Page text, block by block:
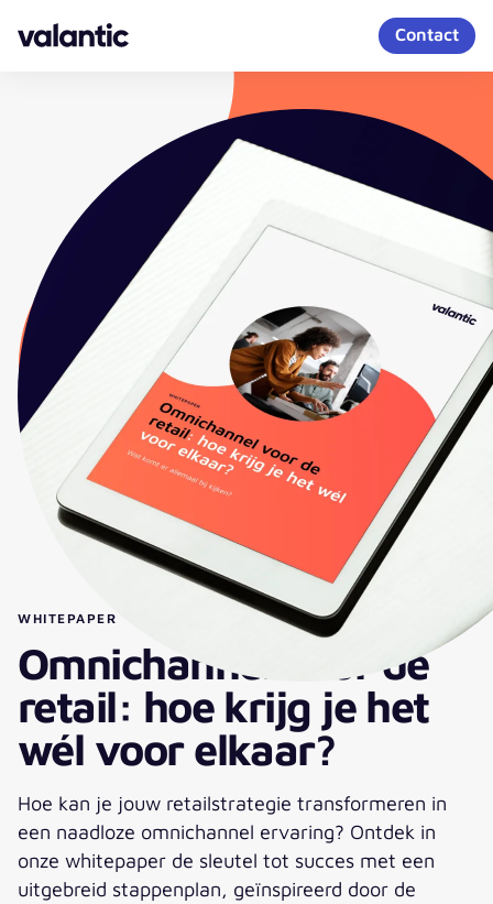
Skip to content
Contact
WHITEPAPER
Omnichannel voor de
retail: hoe krijg je het
wél voor elkaar?
Hoe kan je jouw retailstrategie transformeren in
een naadloze omnichannel ervaring? Ontdek in
onze whitepaper de sleutel tot succes met een
uitgebreid stappenplan, geïnspireerd door de